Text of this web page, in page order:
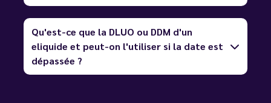
Qu'est-ce que la DLUO ou DDM d'un
eliquide et peut-on l'utiliser si la date est
dépassée ?